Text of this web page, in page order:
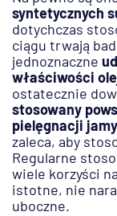
syntetycznych
dotychczas
ciągu trwają
jednoznaczne
właściwości
ostatecznie
stosowany
pielęgnacji
zaleca, aby
Regularne
wiele korzyści
istotne, nie
uboczne.